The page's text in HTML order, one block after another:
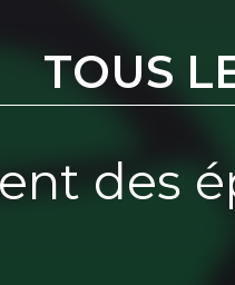
TOUS
des